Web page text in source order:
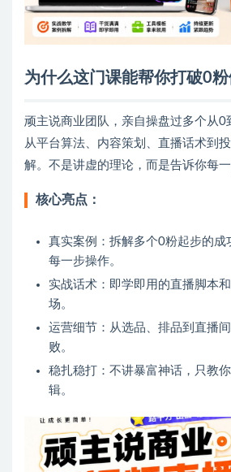
为什么这门课能帮你打破0粉
顽主说商业团队，亲自操盘过多个从0
从平台算法、内容策划、直播话术到
解。不是讲虚的理论，而是告诉你每一
核心亮点：
真实案例：拆解多个0粉起步的成
每一步操作。
实战话术：即学即用的直播脚本
场。
运营细节：从选品、排品到直播
败。
稳扎稳打：不讲暴富神话，只教
辑。